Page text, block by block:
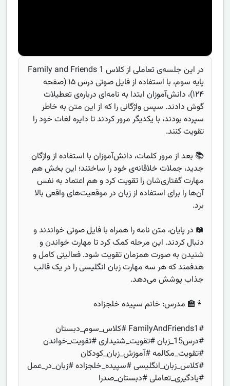
در این جلسه‌ی تعاملی از کلاس Family and Friends 1
پایه سوم، با استفاده از فایل صوتی درس ۱۵ (صفحه
۱۲۴)، دانش‌آموزان ابتدا به نامه‌ای درباره‌ی تعطیلات
گوش دادند. سپس واژگانی را که از این متن به خاطر
سپرده بودند، با یکدیگر مرور کردند تا دایره لغات خود را
تقویت کنند.
📚 بعد از مرور کلمات، دانش‌آموزان با استفاده از واژگان
جدید، جملات خلاقانه‌ی خود را ساختند؛ این بخش هم
مهارت گفتاری‌شان را تقویت کرد و هم اعتماد به نفس
آن‌ها را برای استفاده از زبان در موقعیت‌های واقعی بالا
برد.
📖 در پایان، متن نامه را همراه با فایل صوتی خواندند و
دنبال کردند. این مرحله کمک کرد تا مهارت خواندن و
شنیدن به صورت همزمان تقویت شود. فعالیتی کامل و
هدفمند که هر سه مهارت زبان انگلیسی را در یک قالب
جذاب پوشش می‌دهد.
👩‍🏫 مدرس: خانم سپیده خلجزاده
#FamilyAndFriends1 #کلاس_سوم_دبستان
#درس15_زبان #تقویت_شنیداری #تقویت_خواندن
#تقویت_مکالمه #آموزش_زبان_کودکان
#کلاس_زبان_انگلیسی #سپیده_خلجزاده #زبان_در_عمل
#یادگیری_تعاملی #دبستان_صدرا